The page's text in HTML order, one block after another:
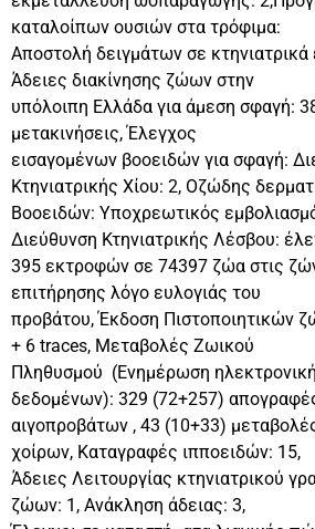
καταλοίπων ουσιών στα τρόφιμα:
Αποστολή δειγμάτων σε κτηνιατρικά
Άδειες διακίνησης ζώων στην
υπόλοιπη Ελλάδα για άμεση σφαγή:
μετακινήσεις, Έλεγχος
εισαγομένων βοοειδών για σφαγή:
Κτηνιατρικής Χίου: 2, Οζώδης
Βοοειδών: Υποχρεωτικός
Διεύθυνση Κτηνιατρικής Λέσβου:
395 εκτροφών σε 74397 ζώα στις
επιτήρησης λόγο ευλογιάς του
προβάτου, Έκδοση Πιστοποιητικών
+ 6 traces, Μεταβολές Ζωικού
Πληθυσμού (Ενημέρωση
δεδομένων): 329 (72+257)
αιγοπροβάτων , 43 (10+33)
χοίρων, Καταγραφές ιπποειδών: 15,
Άδειες Λειτουργίας κτηνιατρικού
ζώων: 1, Ανάκληση άδειας: 3,